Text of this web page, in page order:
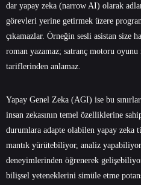
dar yapay zeka (narrow AI) olarak
görevleri yerine getirmek üzere
çıkamazlar. Örneğin sesli asistan size
roman yazamaz; satranç motoru
tariflerinden anlamaz.
Yapay Genel Zeka (AGI) ise bu
insan zekasının temel özelliklerine
durumlara adapte olabilen yapay zeka
mantık yürütebiliyor, analiz
deneyimlerinden öğrenerek
bilişsel yeteneklerini simüle etme